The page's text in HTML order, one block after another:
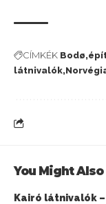
CÍMKÉK Bodø
látnivalók
You Might
Kairó látnivalók